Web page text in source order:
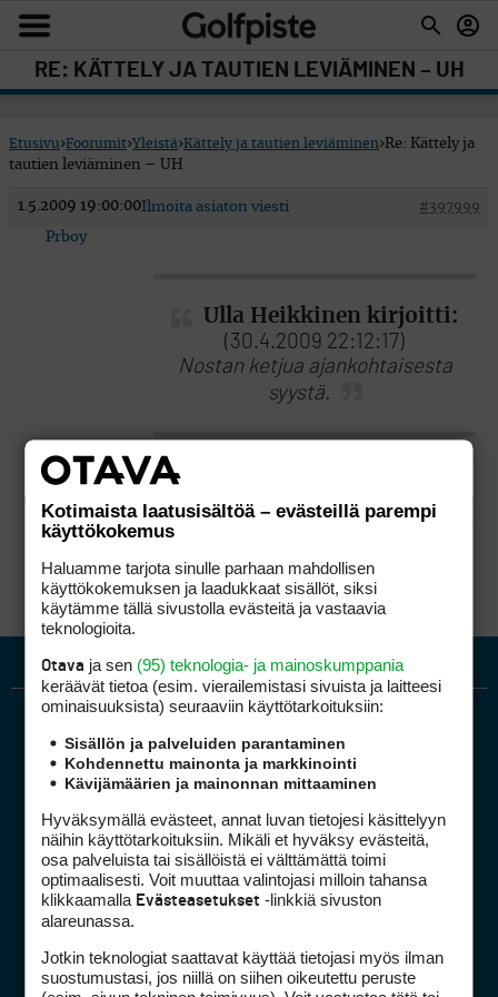
RE: KÄTTELY JA TAUTIEN LEVIÄMINEN – UH
Etusivu›Foorumit›Yleistä›Kättely ja tautien leviäminen›Re: Kättely ja
tautien leviäminen – UH
1.5.2009 19:00:00 #397999
Ilmoita asiaton viesti
Prboy
Ulla Heikkinen kirjoitti:
(30.4.2009 22:12:17)
Nostan ketjua ajankohtaisesta
syystä.
Kyllähän se Ulla Heikkinen on nyt niin, ette ei
vaikkapa istuisit kotona tumput käres ja vieläpä
suorana. Se on kuule menoa nyt.
Golfpiste mediakortti
Mediahinnasto
Tietoa verkon kävijöistä
DSA avoimuusraportti
Kotimaista laatusisältöä – evästeillä parempi
käyttökokemus
Haluamme tarjota sinulle parhaan mahdollisen
käyttökokemuksen ja laadukkaat sisällöt, siksi
käytämme tällä sivustolla evästeitä ja vastaavia
teknologioita.
Otava ja sen (95) teknologia- ja mainoskumppania
keräävät tietoa (esim. vierailemis­tasi sivuista ja laitteesi
ominaisuuk­sista) seuraaviin käyttötarkoituksiin:
Sisällön ja palveluiden parantaminen
Kohdennettu mainonta ja markkinointi
Kävijämäärien ja mainonnan mittaaminen
Hyväksymällä evästeet, annat luvan tietojesi käsittelyyn
näihin käyttötarkoituksiin. Mikäli et hyväksy evästeitä,
osa palveluista tai sisällöistä ei välttämättä toimi
optimaalisesti. Voit muuttaa valintojasi milloin tahansa
klikkaamalla Evästeasetukset -linkkiä sivuston
alareunassa.
Jotkin teknologiat saattavat käyttää tietojasi myös ilman
suostumustasi, jos niillä on siihen oikeutettu peruste